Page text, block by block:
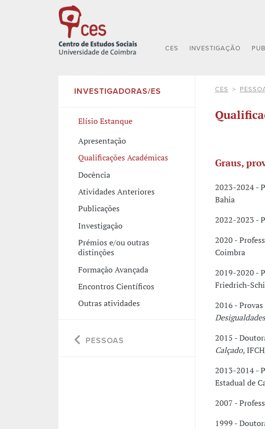
CES INVESTIGAÇÃO
INVESTIGADORAS/ES
Elísio Estanque
Apresentação
Qualificações Académicas
Docência
Atividades Anteriores
Publicações
Investigação
Prémios e/ou outras
distinções
Formação Avançada
Encontros Científicos
Outras atividades
PESSOAS
CES
Graus,
2023-2024 -
Bahia
2022-2023 -
2020 -
Coimbra
2019-2020 -
Friedrich-
2016 - Provas
2015 -
Calçado,
2013-2014 -
Estadual de
2007 -
1999 -